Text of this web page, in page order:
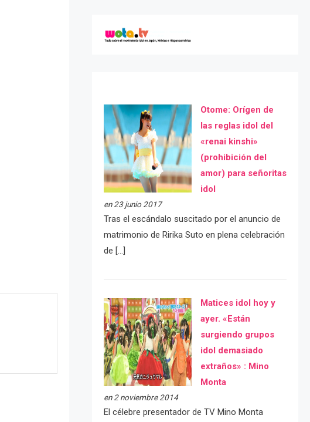
Otome: Orígen de
las reglas idol del
«renai kinshi»
(prohibición del
amor) para señoritas
idol
en 23 junio 2017
Tras el escándalo suscitado por el anuncio de
matrimonio de Ririka Suto en plena celebración
de […]
Matices idol hoy y
ayer. «Están
surgiendo grupos
idol demasiado
extraños» : Mino
Monta
en 2 noviembre 2014
El célebre presentador de TV Mino Monta